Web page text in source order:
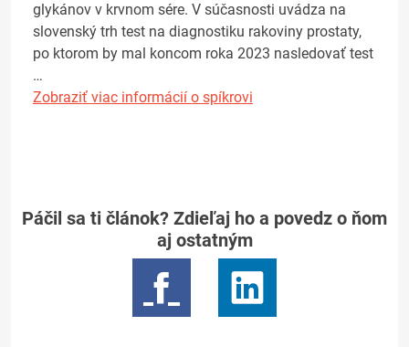
glykánov v krvnom sére. V súčasnosti uvádza na
slovenský trh test na diagnostiku rakoviny prostaty,
po ktorom by mal koncom roka 2023 nasledovať test
…
Zobraziť viac informácií o spíkrovi
Páčil sa ti článok? Zdieľaj ho a povedz o ňom
aj ostatným